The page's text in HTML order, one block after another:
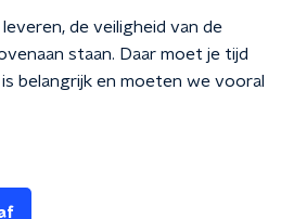
de veiligheid van de
staan. Daar moet je tijd
belangrijk en moeten we vooral